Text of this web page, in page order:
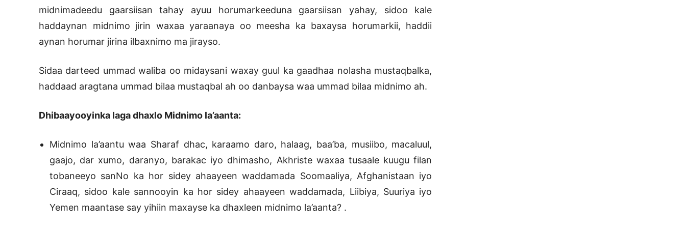
midnimadeedu gaarsiisan tahay ayuu horumarkeeduna gaarsiisan yahay, sidoo kale
haddaynan midnimo jirin waxaa yaraanaya oo meesha ka baxaysa horumarkii, haddii
aynan horumar jirina ilbaxnimo ma jirayso.
Sidaa darteed ummad waliba oo midaysani waxay guul ka gaadhaa nolasha mustaqbalka,
haddaad aragtana ummad bilaa mustaqbal ah oo danbaysa waa ummad bilaa midnimo ah.
Dhibaayooyinka laga dhaxlo Midnimo la’aanta:
Midnimo la’aantu waa Sharaf dhac, karaamo daro, halaag, baa’ba, musiibo, macaluul,
gaajo, dar xumo, daranyo, barakac iyo dhimasho, Akhriste waxaa tusaale kuugu filan
tobaneeyo sanNo ka hor sidey ahaayeen waddamada Soomaaliya, Afghanistaan iyo
Ciraaq, sidoo kale sannooyin ka hor sidey ahaayeen waddamada, Liibiya, Suuriya iyo
Yemen maantase say yihiin maxayse ka dhaxleen midnimo la’aanta? .